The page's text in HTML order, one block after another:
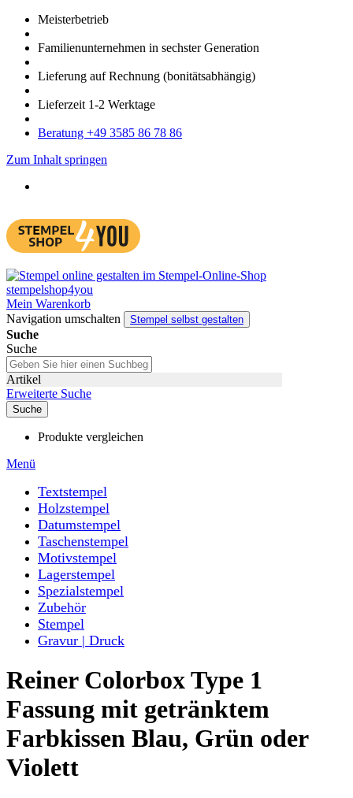
Meister­betrieb
Familien­unter­nehmen in sechster Gene­ration
Lieferung auf Rech­nung (bonitätsabhängig)
Liefer­zeit 1-2 Werk­tage
Bera­tung +49 3585 86 78 86
Zum Inhalt springen
Mein Warenkorb
Navigation umschalten
Stempel selbst gestalten
Suche
Suche
Artikel
Erweiterte Suche
Suche
Produkte vergleichen
Menü
Textstempel
Holzstempel
Datumstempel
Taschenstempel
Motivstempel
Lagerstempel
Spezialstempel
Zubehör
Stempel
Gravur | Druck
Reiner Colorbox Type 1
Fassung mit getränktem
Farbkissen Blau, Grün oder
Violett